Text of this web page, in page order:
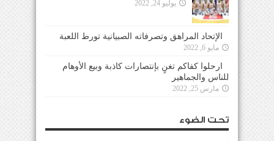
يوليو 24, 2022
الإتحاد المراهق وتصرفاته الصبيانية تورط اللعبة
مايو 6, 2022
ارحلوا كفاكم تغنٍ بإنتصارات كاذبة وبيع الأوهام
للناس والجماهير
مارس 25, 2022
تحت الضوء